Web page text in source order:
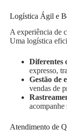
Logística Ágil e
A experiência de
Uma logística
Diferentes
expresso,
Gestão de
vendas de
acompanhe
Atendimento de